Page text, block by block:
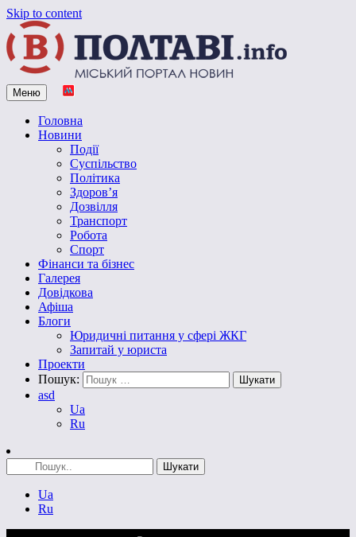
Skip to content
Vpoltave.info
Полтавський портал новин
Меню
Головна
Новини
Події
Суспільство
Політика
Здоров’я
Дозвілля
Транспорт
Робота
Спорт
Фінанси та бізнес
Галерея
Довідкова
Афіша
Блоги
Юридичні питання у сфері ЖКГ
Запитай у юриста
Проекти
Пошук:
asd
Ua
Ru
Ua
Ru